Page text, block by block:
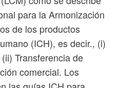
para la Armonización
de los productos
(ICH), es decir., (i)
Transferencia de
comercial. Los